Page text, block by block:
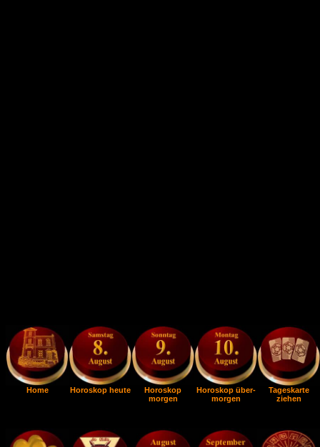
Home Horoskop heute
Horoskop
morgen
Horoskop über-
morgen
Tageskarte
ziehen